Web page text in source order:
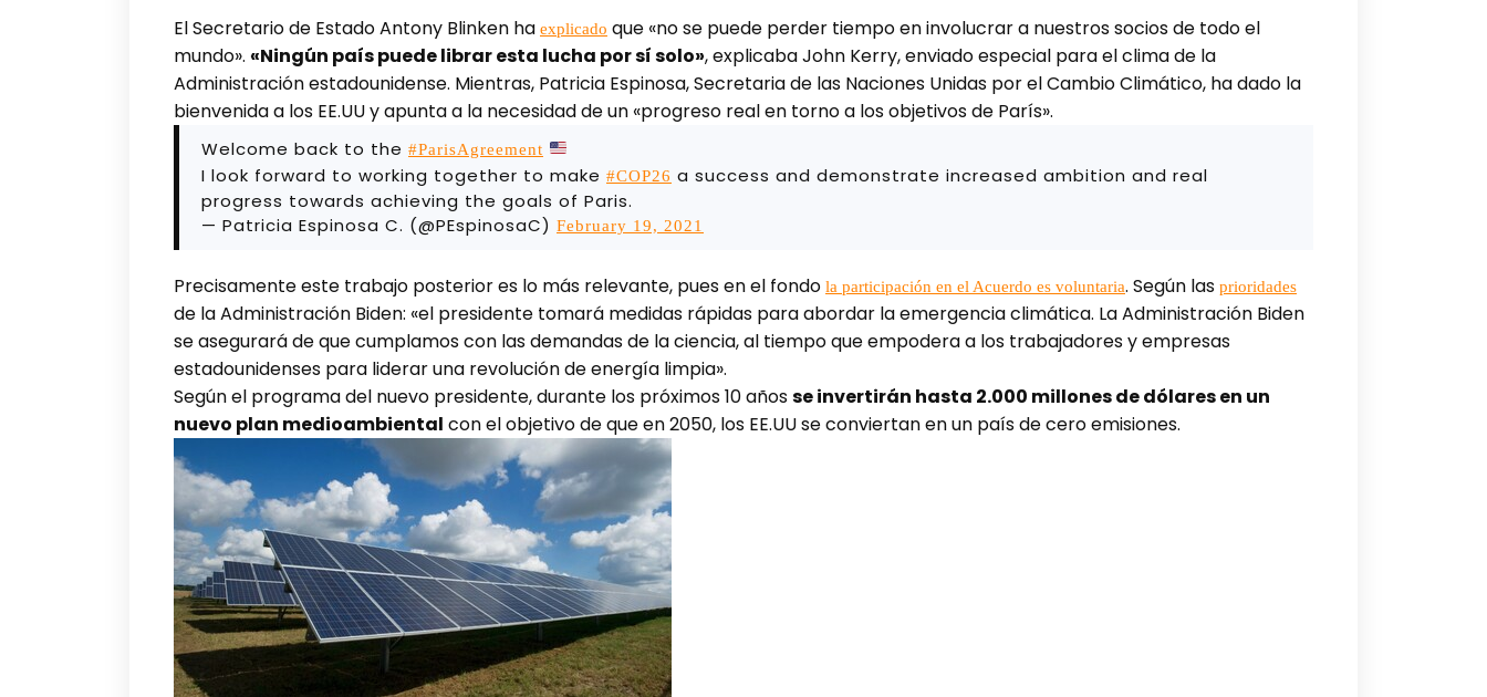
El Secretario de Estado Antony Blinken ha explicado que «no se puede perder tiempo en involucrar a nuestros socios de todo el
mundo». «Ningún país puede librar esta lucha por sí solo», explicaba John Kerry, enviado especial para el clima de la
Administración estadounidense. Mientras, Patricia Espinosa, Secretaria de las Naciones Unidas por el Cambio Climático, ha dado la
bienvenida a los EE.UU y apunta a la necesidad de un «progreso real en torno a los objetivos de París».
Welcome back to the #ParisAgreement
I look forward to working together to make #COP26 a success and demonstrate increased ambition and real
progress towards achieving the goals of Paris.
— Patricia Espinosa C. (@PEspinosaC) February 19, 2021
Precisamente este trabajo posterior es lo más relevante, pues en el fondo la participación en el Acuerdo es voluntaria. Según las prioridades
de la Administración Biden: «el presidente tomará medidas rápidas para abordar la emergencia climática. La Administración Biden
se asegurará de que cumplamos con las demandas de la ciencia, al tiempo que empodera a los trabajadores y empresas
estadounidenses para liderar una revolución de energía limpia».
Según el programa del nuevo presidente, durante los próximos 10 añosse invertirán hasta 2.000 millones de dólares en un
nuevo plan medioambiental con el objetivo de que en 2050, los EE.UU se conviertan en un país de cero emisiones.